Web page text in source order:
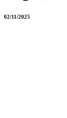
02/11/2025